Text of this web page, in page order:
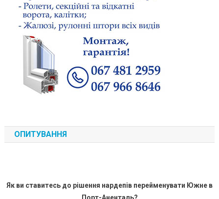
ОПИТУВАННЯ
Як ви ставитесь до рішення нардепів перейменувати Южне в
Порт-Аненталь?